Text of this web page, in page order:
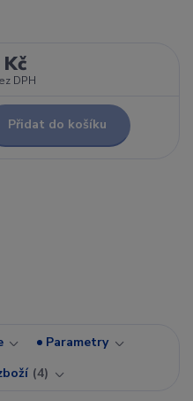
DPH
Přidat do košíku
Parametry
4